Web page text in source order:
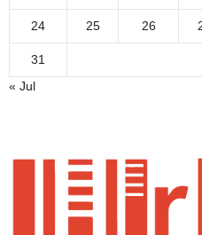
24 25 26
31
« Jul